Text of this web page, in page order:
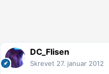
DC_Flisen
Skrevet 27. januar 2012